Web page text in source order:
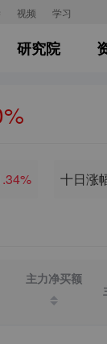
视频 学习
研究院
十日涨
主力净买额